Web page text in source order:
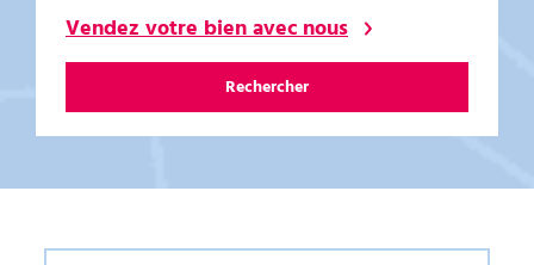
Vendez votre bien avec nous
Rechercher